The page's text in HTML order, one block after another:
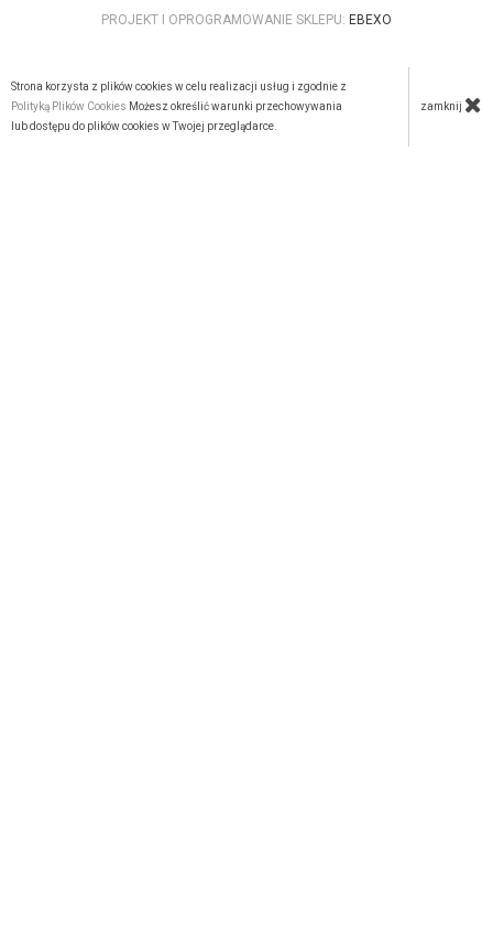
PROJEKT I OPROGRAMOWANIE SKLEPU: EBEXO
Strona korzysta z plików cookies w celu realizacji usług i zgodnie z
Polityką Plików Cookies Możesz określić warunki przechowywania
lub dostępu do plików cookies w Twojej przeglądarce.
zamknij